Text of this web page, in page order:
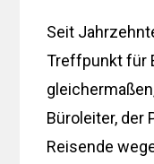
Seit
Treffpunkt für
Büroleiter, der
Reisende